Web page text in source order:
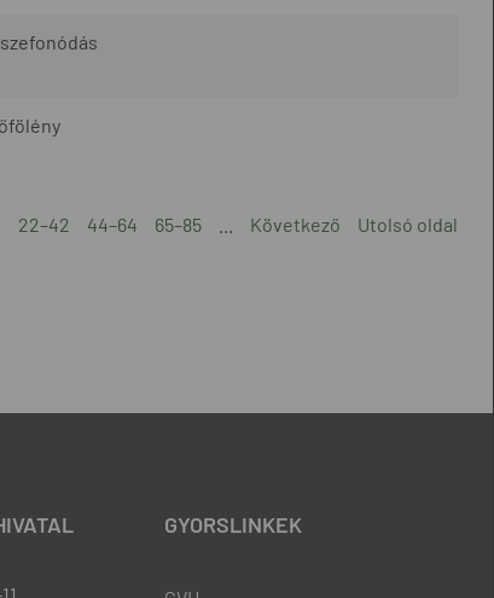
22–42 44–64 65–85 Következő Utolsó oldal
GYORSLINKEK